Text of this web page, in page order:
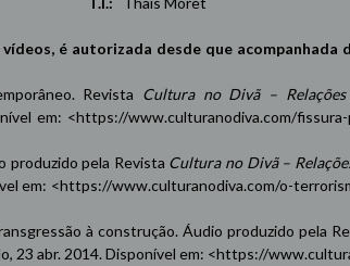
é autorizada desde que acompanhada
Revista Cultura no Divã – Relações
em: <https://www.culturanodiva.com/
produzido pela Revista Cultura no Divã –
em: <https://www.culturanodiva.com/o-
à construção. Áudio produzido pela
23 abr. 2014. Disponível em: <https://